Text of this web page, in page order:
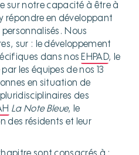
sur notre capacité à être à
répondre en développant
Nous
sur : le développement
dans nos EHPAD, le
les équipes de nos 13
en situation de
des
La Note Bleue, le
des résidents et leur